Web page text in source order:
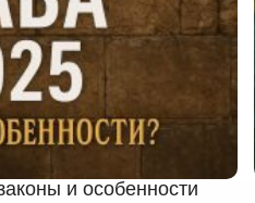
и особенности